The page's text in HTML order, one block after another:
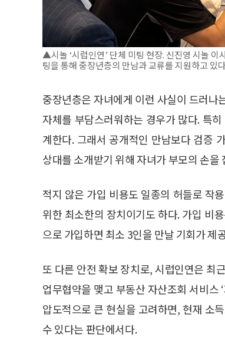
▲시놀 ‘시럽인연’ 단체 미팅 현장. 신진영 시놀
팅을 통해 중장년층의 만남과 교류를 지원하고 있
중장년층은 자녀에게 이런 사실이 드러나
자체를 부담스러워하는 경우가 많다. 특
계한다. 그래서 공개적인 만남보다 검증
상대를 소개받기 위해 자녀가 부모의 손을
적지 않은 가입 비용도 일종의 허들로 작
위한 최소한의 장치이기도 하다. 가입 비
으로 가입하면 최소 3인을 만날 기회가 제
또 다른 안전 확보 장치로, 시럽인연은 최
업무협약을 맺고 부동산 자산조회 서비스
압도적으로 큰 현실을 고려하면, 현재 소
수 있다는 판단에서다.